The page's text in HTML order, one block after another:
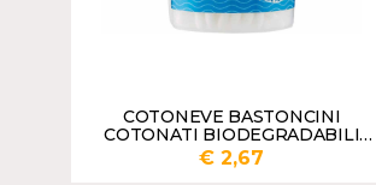
COTONEVE BASTONCINI
COTONATI BIODEGRADABILI
PZ.200
€ 2,67